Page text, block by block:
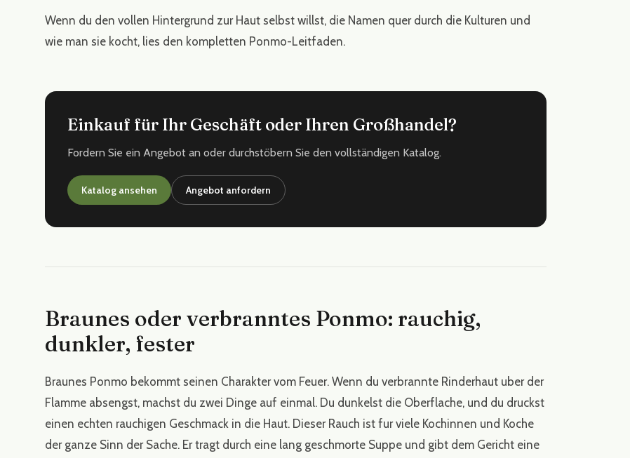
Wenn du den vollen Hintergrund zur Haut selbst willst, die Namen quer durch die Kulturen und
wie man sie kocht, lies den kompletten Ponmo-Leitfaden.
Einkauf für Ihr Geschäft oder Ihren Großhandel?
Fordern Sie ein Angebot an oder durchstöbern Sie den vollständigen Katalog.
Katalog ansehen Angebot anfordern
Braunes oder verbranntes Ponmo: rauchig,
dunkler, fester
Braunes Ponmo bekommt seinen Charakter vom Feuer. Wenn du verbrannte Rinderhaut uber der
Flamme absengst, machst du zwei Dinge auf einmal. Du dunkelst die Oberflache, und du druckst
einen echten rauchigen Geschmack in die Haut. Dieser Rauch ist fur viele Kochinnen und Koche
der ganze Sinn der Sache. Er tragt durch eine lang geschmorte Suppe und gibt dem Gericht eine